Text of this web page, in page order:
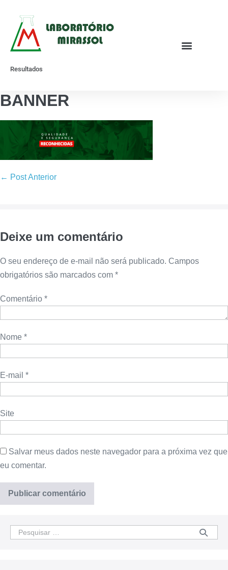
Resultados
BANNER
← Post Anterior
Deixe um comentário
O seu endereço de e-mail não será publicado. Campos
obrigatórios são marcados com *
Comentário *
Nome *
E-mail *
Site
Salvar meus dados neste navegador para a próxima vez que
eu comentar.